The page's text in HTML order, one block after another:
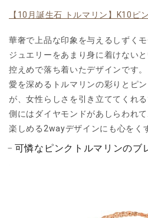
【10月誕生石 トルマリン】K10ピ
華奢で上品な印象を与えるしずく
ジュエリーをあまり身に着けない
控えめで落ち着いたデザインです。
愛を深めるトルマリンの彩りとピ
が、女性らしさを引き立ててくれ
側にはダイヤモンドがあしらわれ
楽しめる2wayデザインにも心をく
可憐なピンクトルマリンのブ